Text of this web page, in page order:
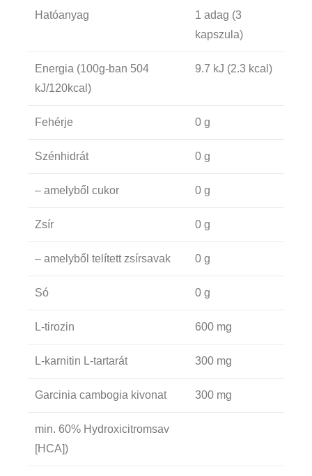
Hatóanyag
1 adag (3
kapszula)
Energia (100g-ban 504
kJ/120kcal)
9.7 kJ (2.3 kcal)
Fehérje 0 g
Szénhidrát 0 g
– amelyből cukor 0 g
Zsír 0 g
– amelyből telített zsírsavak 0 g
Só 0 g
L-tirozin 600 mg
L-karnitin L-tartarát 300 mg
Garcinia cambogia kivonat 300 mg
min. 60% Hydroxicitromsav
[HCA])